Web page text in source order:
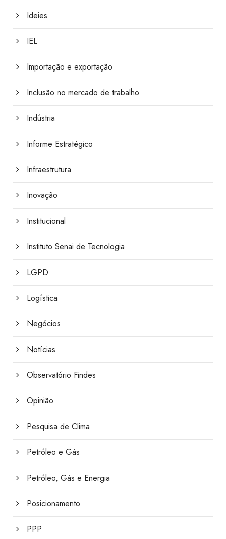
Ideies
IEL
Importação e exportação
Inclusão no mercado de trabalho
Indústria
Informe Estratégico
Infraestrutura
Inovação
Institucional
Instituto Senai de Tecnologia
LGPD
Logística
Negócios
Notícias
Observatório Findes
Opinião
Pesquisa de Clima
Petróleo e Gás
Petróleo, Gás e Energia
Posicionamento
PPP